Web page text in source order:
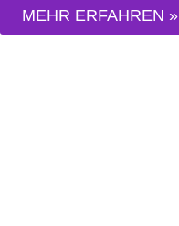
MEHR ERFAHREN »